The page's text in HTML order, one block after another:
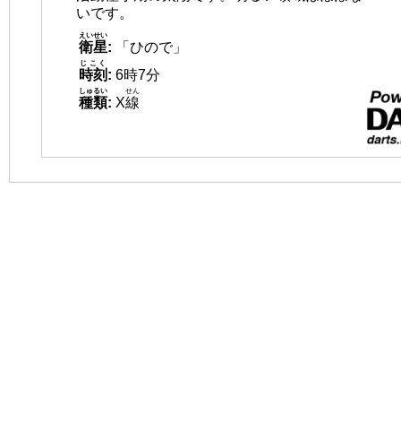
いです。
衛星
えいせい
:
「ひので」
時刻
じこく
: 6時7分
種類
しゅるい
: X線
せん